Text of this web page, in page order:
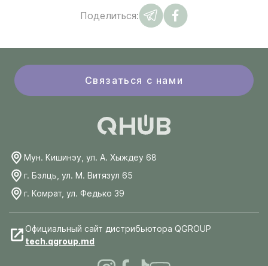
Поделиться:
Связаться с нами
Мун. Кишинэу, ул. А. Хыждеу 68
г. Бэлць, ул. М. Витязул 65
г. Комрат, ул. Федько 39
Официальный сайт дистрибьютора QGROUP
tech.qgroup.md